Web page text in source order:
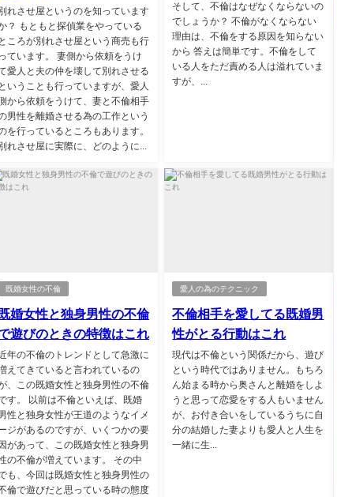
れさせ屋というのを知っています
？ もともと探偵業をやっている
ところが別れさせ屋という商売も行
っています。 妻側から依頼をうけ
愛人と夫の仲を壊して別れさせる
ということも行っていますが、愛人
から依頼をうけて、妻と不倫相手
男性を離婚させる為の工作という
を行っているところもあります。
れさせ屋に実際に、どのように...
そして、不倫はなぜなくならないの
でしょうか？ 不倫がなくならない
理由は、不倫をする原因を知らない
から 答えは簡単です。不倫をして
いる人をただ責める人は溢れていま
すが、...
既婚女性の不倫
既婚女性と独身男性の不倫
遊びのときの特徴はこれ
年の不倫のトレンドとして急激に
えてきていると言われているの
、この既婚女性と独身男性の不倫
す。 以前は不倫といえば、既婚
性と独身女性が王道のようなイメ
ジがあるのですが、いくつかの要
因があって、この既婚女性と独身男
の不倫が増えています。 その中
も、今回は既婚女性と独身男性の
倫で遊びだと思っている時の態度
愛人の為のテクニック
不倫相手を愛してる既婚男
性がとる行動はこれ
現代は不倫という関係だから、遊び
という時代ではありません。もちろ
ん始まる時から奥さんと離婚をしよ
うと思って恋愛をする人もいません
が、お付き合いをしているうちに自
分の結婚した妻よりも愛人と人生を
一緒に生...